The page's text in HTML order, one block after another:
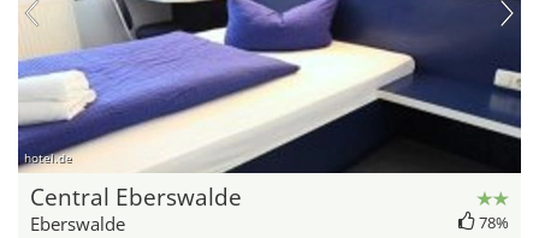
hotel.de
Central Eberswalde
Eberswalde 78%